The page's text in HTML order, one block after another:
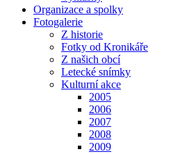
Organizace a spolky
Fotogalerie
Z historie
Fotky od Kronikáře
Z našich obcí
Letecké snímky
Kulturní akce
2005
2006
2007
2008
2009